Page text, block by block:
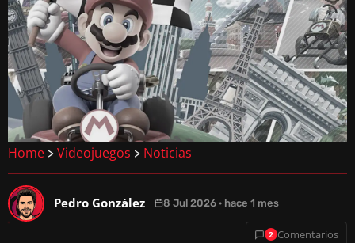
Home > Videojuegos > Noticias
Pedro González 8 Jul 2026 · hace 1 mes
2 Comentarios